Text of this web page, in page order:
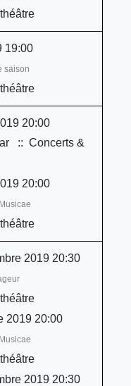
19:00
saison
20:00
:: Concerts &
20:00
2019 20:30
2019 20:00
2019 20:30